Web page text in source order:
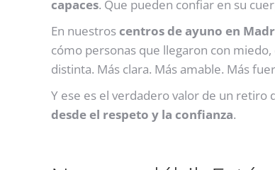
capaces. Que pueden confiar en su
En nuestroscentros de ayuno en
cómo personas que llegaron con
distinta. Más clara. Más amable. Más
Y ese es el verdadero valor de un retiro
desde el respeto y la confianza.